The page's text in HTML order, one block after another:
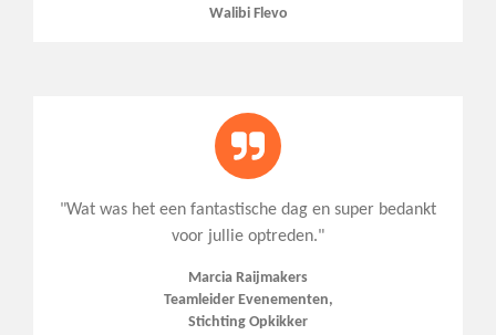
Walibi Flevo
"Wat was het een fantastische dag en super bedankt
voor jullie optreden."
Marcia Raijmakers
Teamleider Evenementen,
Stichting Opkikker